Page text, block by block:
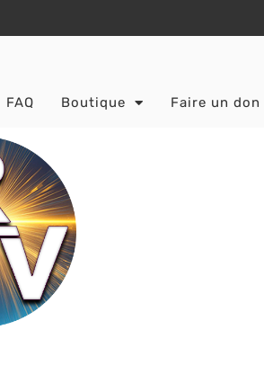
FAQ Boutique Faire un don